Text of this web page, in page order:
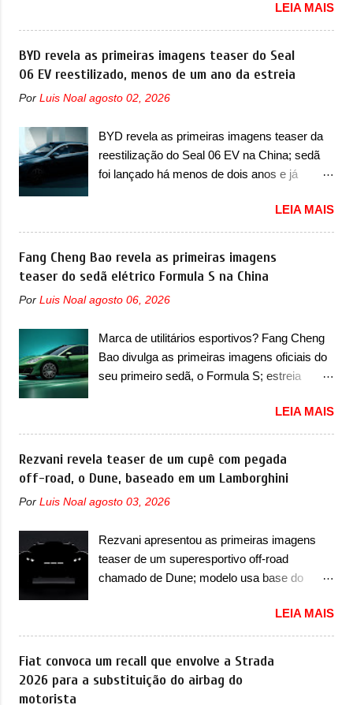
Era o Pointer, versão hatchback do Logus
que chegava depois de um ano de atraso. A
invasão de 1994 foi marcava pelos
franceses, alemães, japoneses e coreanos
que chegaram arrancando corações em
destacaram nas vendas em 1994 foram o
Renault R19 que vinha em 3 versões de
carroceria, sendo duas do hatch e o sedan, a
vai apresentar na China as primeiras
mudanças para o Z20, um misto de hatch
com SUV que é vendido no mercado chinês
desde o lançamento, em 2024. Agora, o
visual e também mudará de nome. Vendido
passará a ser vendido na China apenas
como ‘20’. Junto das mudanças visuais, a
marca confirmou que ele pode ser um dos
novo motor elétrico. Chamado de ’16 em 1’,
também chamado de Thunder, ele apresenta
uma melhoria de eficiência térmica e integra
12 elementos de hardware. Entre eles, motor
elétrico, controlador de motor, redutor,
LBMS, VCU, TMS, controle ativo de pré-
carga e gateway de domínio de energia. Há
mais quatro recursos de software como
LEIA MAIS
BYD revela as primeiras imagens teaser do Seal
06 EV reestilizado, menos de um ano da estreia
Por Luis Noal agosto 02, 2026
BYD revela as primeiras imagens teaser da
reestilização do Seal 06 EV na China; sedã
foi lançado há menos de dois anos e já
revelou as primeiras imagens teaser de uma
mudança visual para um dos seus menores
sedãs elétricos na China, pertencente à linha
Ocean. Trata-se do Seal 06 EV, lançado no
de um ano. O modelo agora passará a ser
na traseira, que vão atualizá-los para a
identidade visual mais moderna da marca,
mas ainda sem motivos para que essa
não deve ter agradado em nada os primeiros
consumidores). Pelas imagens teaser, se
percebe que o sedã contará com um novo
para-choque na dianteira. Ele passa a trazer
um vinco horizontal mais destacado que
logo abaixo do logotipo e dos faróis. Ele ainda
possui um espaço para a placa novo abaixo
do vinco e uma nova entrada de ar inferio...
LEIA MAIS
Fang Cheng Bao revela as primeiras imagens
teaser do sedã elétrico Formula S na China
Por Luis Noal agosto 06, 2026
Marca de utilitários esportivos? Fang Cheng
Bao divulga as primeiras imagens oficiais do
seu primeiro sedã, o Formula S; estreia
como uma marca com utilitários esportivos, a
Fang Cheng Bao nasceu como uma empresa
voltada a desenvolver utilitários esportivos
com uma pegada mais off-road. E isso
funcionou muito bem com o lançamento dos
modelos Bao 5 e Bao 8, além do Tai 3 e Tai 7.
vez no segmento de... sedãs. Antecipado por
imagens teaser, o Formula S será o primeiro
três volumes da Fang Cheng Bao, que
Denza. Até o momento, a marca divulgou
algumas imagens externas e informações
sobre o sedã, que terá seu lançamento ainda
neste ano de 2026. Em termos de design, o
LEIA MAIS
Rezvani revela teaser de um cupê com pegada
off-road, o Dune, baseado em um Lamborghini
Por Luis Noal agosto 03, 2026
Rezvani apresentou as primeiras imagens
teaser de um superesportivo off-road
chamado de Dune; modelo usa base do
Rezvani apresentou as primeiras imagens
teaser de um novo superesportivo que vai
oferecer aos seus consumidores. Trata-se do
Dune, um cupê superesportivo que terá uma
proposta off-road assim como outros
LEIA MAIS
Fiat convoca um recall que envolve a Strada
2026 para a substituição do airbag do
motorista